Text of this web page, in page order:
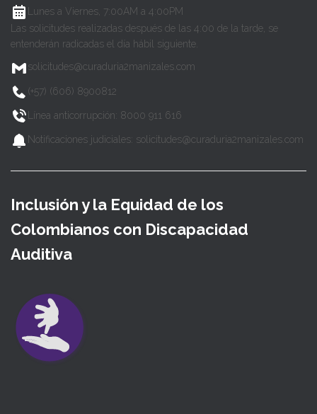
Lunes a Viernes, 7:00AM a 4:00PM
Las solicitudes realizadas después de las 4:00 de la tarde, se
entenderán radicadas el día hábil siguiente.
solicitudes@curaduria2manizales.com
(+57) (606) 8900812
Línea anticorrupción: 8000 911 616
Notificaciones judiciales: solicitudes@curaduria2manizales.com
Inclusión y la Equidad de los
Colombianos con Discapacidad
Auditiva